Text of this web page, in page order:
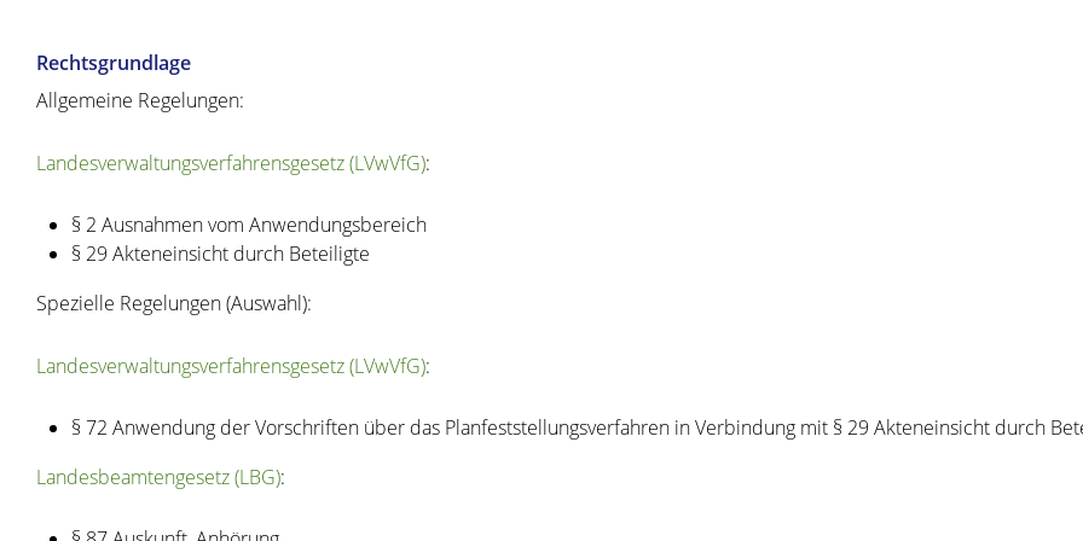
Rechtsgrundlage
Allgemeine Regelungen:
Landesverwaltungsverfahrensgesetz (LVwVfG):
§ 2 Ausnahmen vom Anwendungsbereich
§ 29 Akteneinsicht durch Beteiligte
Spezielle Regelungen (Auswahl):
Landesverwaltungsverfahrensgesetz (LVwVfG):
§ 72 Anwendung der Vorschriften über das Planfeststellungsverfahren in Verbindung mit § 29 Akteneinsicht durch
Landesbeamtengesetz (LBG):